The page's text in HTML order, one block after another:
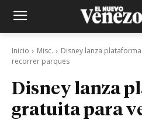
Inicio Misc.
Disney lanza
recorrer parques
Disney lanza
gratuita para